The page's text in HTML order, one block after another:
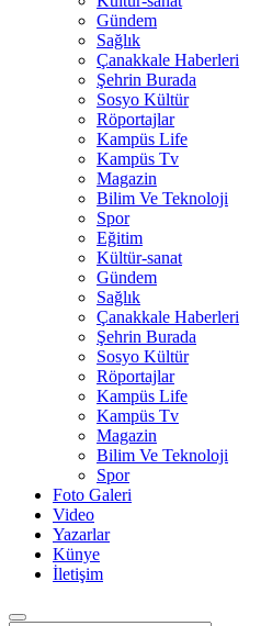
Gündem
Sağlık
Çanakkale Haberleri
Şehrin Burada
Sosyo Kültür
Röportajlar
Kampüs Life
Kampüs Tv
Magazin
Bilim Ve Teknoloji
Spor
Eğitim
Kültür-sanat
Gündem
Sağlık
Çanakkale Haberleri
Şehrin Burada
Sosyo Kültür
Röportajlar
Kampüs Life
Kampüs Tv
Magazin
Bilim Ve Teknoloji
Spor
Foto Galeri
Video
Yazarlar
Künye
İletişim